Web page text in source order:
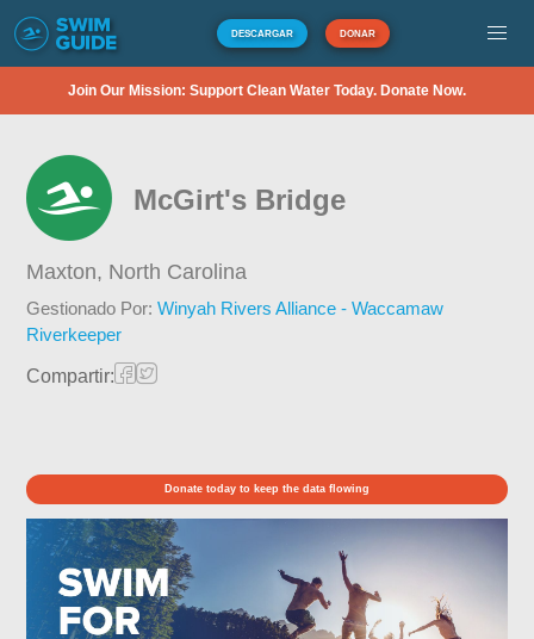
DESCARGAR DONAR
Join Our Mission: Support Clean Water Today. Donate Now.
McGirt's Bridge
Maxton, North Carolina
Gestionado Por:Winyah Rivers Alliance - Waccamaw
Riverkeeper
Compartir:
Donate today to keep the data flowing